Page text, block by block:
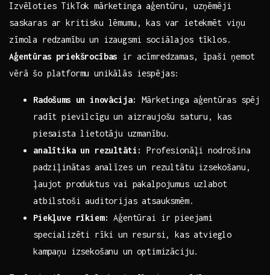
Izvēloties TikTok mārketinga aģentūru, uzņēmēji
saskaras ar kritisku lēmumu, kas var‍ ietekmēt viņu
zīmola redzamību un izaugsmi sociālajos tīklos.
Aģentūras priekšrocības ir acīmredzamas,‌ īpaši ņemot
vērā šo platformu unikālās iespējas:
Radošums un⁢ inovācija:
Mārketinga aģentūras spēj
radīt pievilcīgu un aizraujošu saturu, kas
piesaista lietotāju ⁢uzmanību.
analītika un rezultāti:
Profesionāļi nodrošina
⁤padziļinātas analīzes un rezultātu izsekošanu,
ļaujot produktus vai‍ pakalpojumus uzlabot
atbilstoši ​auditorijas atsauksmēm.
Piekļuve rīkiem: Aģentūrai ir pieejami
specializēti rīki ⁢un resursi, kas atvieglo
kampaņu izsekošanu un⁤ optimizāciju.